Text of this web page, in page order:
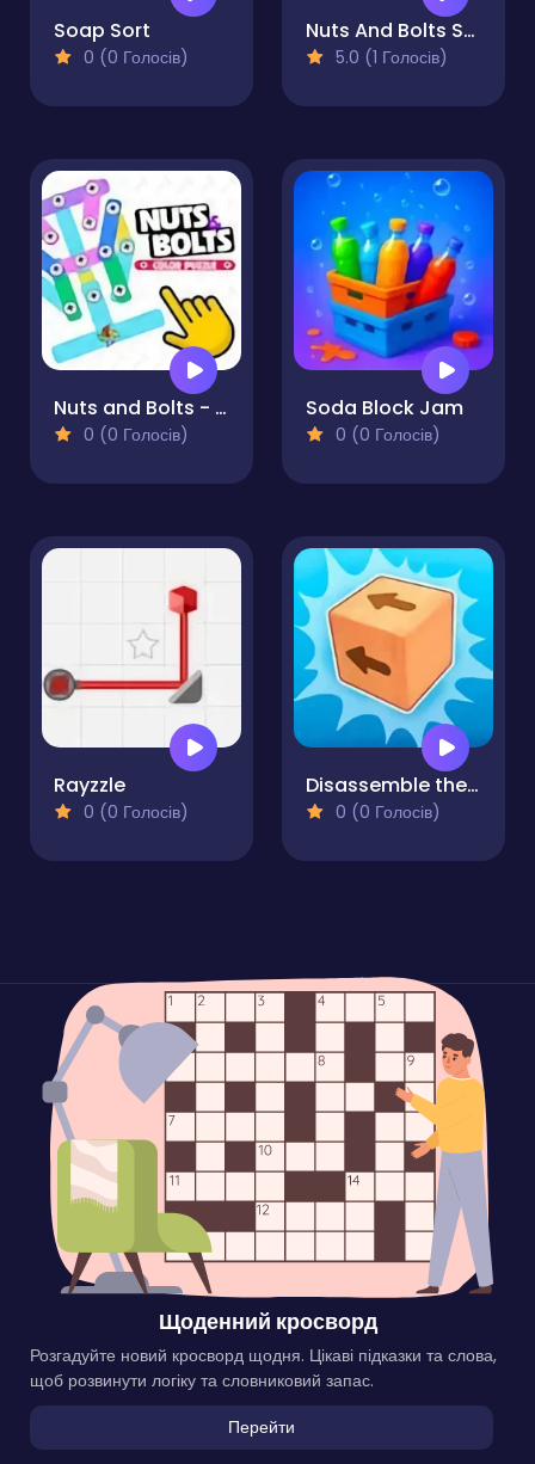
Soap Sort
0 (0 Голосів)
Nuts And Bolts Screw Puzzle
5.0 (1 Голосів)
Nuts and Bolts - Color Puzzle
0 (0 Голосів)
Soda Block Jam
0 (0 Голосів)
Rayzzle
0 (0 Голосів)
Disassemble the Cube Wooden in 3D!
0 (0 Голосів)
Щоденний кросворд
Розгадуйте новий кросворд щодня. Цікаві підказки та слова,
щоб розвинути логіку та словниковий запас.
Перейти